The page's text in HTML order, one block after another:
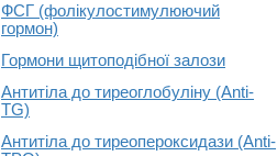
ФСГ (фолікулостимулюючий
гормон)
Гормони щитоподібної залози
Антитіла до тиреоглобуліну (Anti-
TG)
Антитіла до тиреопероксидази (Anti-